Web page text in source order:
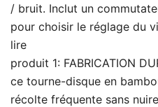
/ bruit. Inclut un
pour choisir le réglage du
lire
produit 1: FABRICATION
ce tourne-disque en
récolte fréquente sans